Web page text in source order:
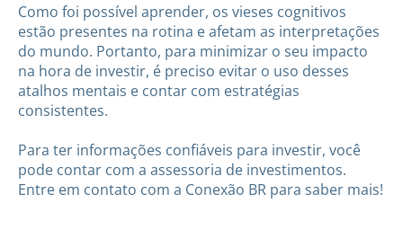
Como foi possível aprender, os vieses cognitivos
estão presentes na rotina e afetam as interpretações
do mundo. Portanto, para minimizar o seu impacto
na hora de investir, é preciso evitar o uso desses
atalhos mentais e contar com estratégias
consistentes.
Para ter informações confiáveis para investir, você
pode contar com a assessoria de investimentos.
Entre em contato com a Conexão BR para saber mais!